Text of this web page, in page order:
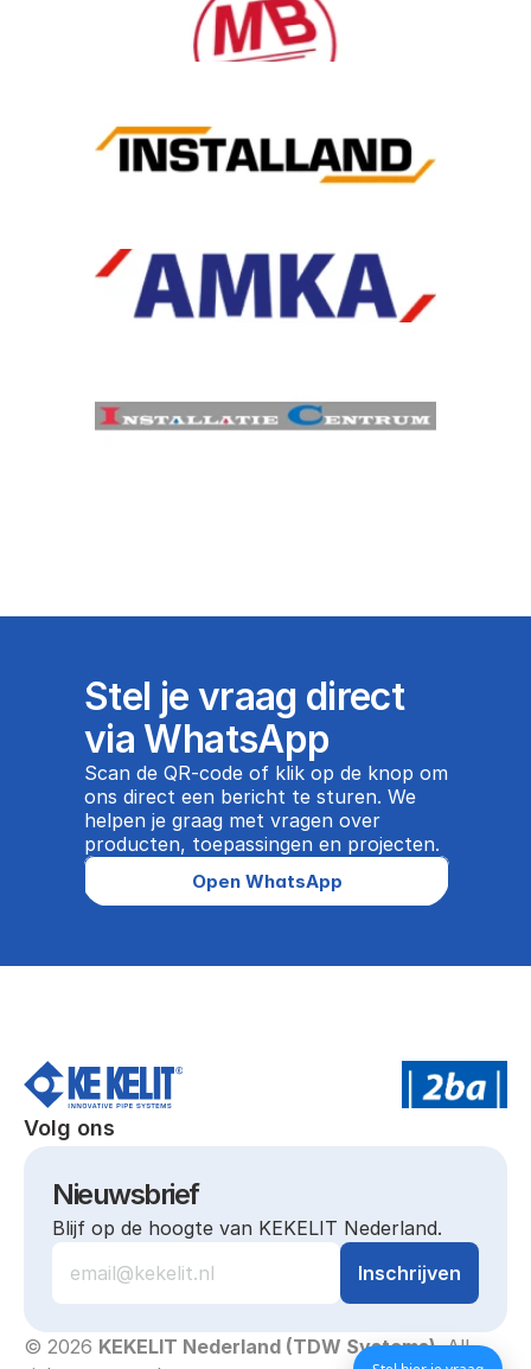
Stel je vraag direct
via WhatsApp
Scan de QR-code of klik op de knop om
ons direct een bericht te sturen. We
helpen je graag met vragen over
producten, toepassingen en projecten.
Open WhatsApp
Volg ons
Nieuwsbrief
Blijf op de hoogte van KEKELIT Nederland.
© 2026 KEKELIT Nederland (TDW Systems). All